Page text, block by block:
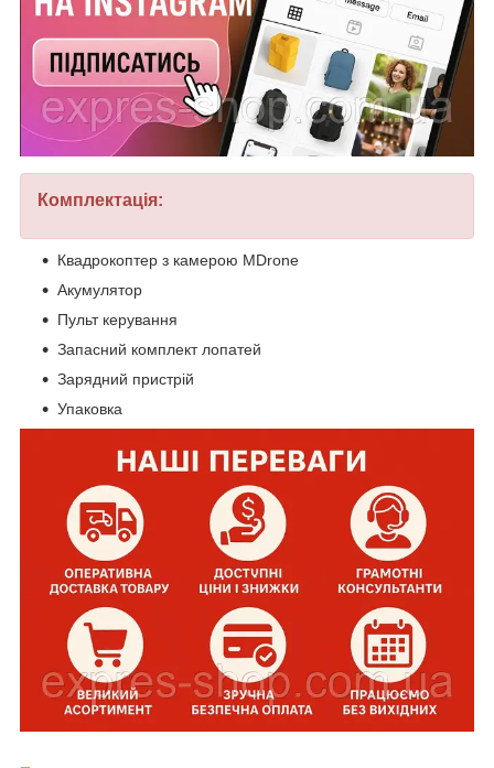
Комплектація:
Квадрокоптер з камерою MDrone
Акумулятор
Пульт керування
Запасний комплект лопатей
Зарядний пристрій
Упаковка